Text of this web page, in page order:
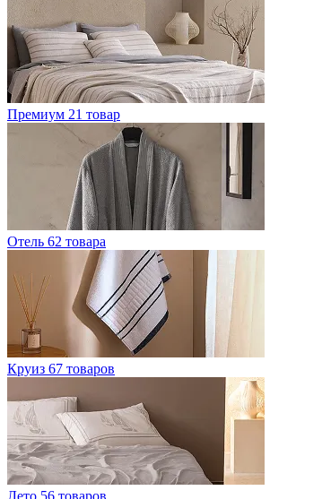
Премиум 21 товар
Отель 62 товара
Круиз 67 товаров
Лето 56 товаров